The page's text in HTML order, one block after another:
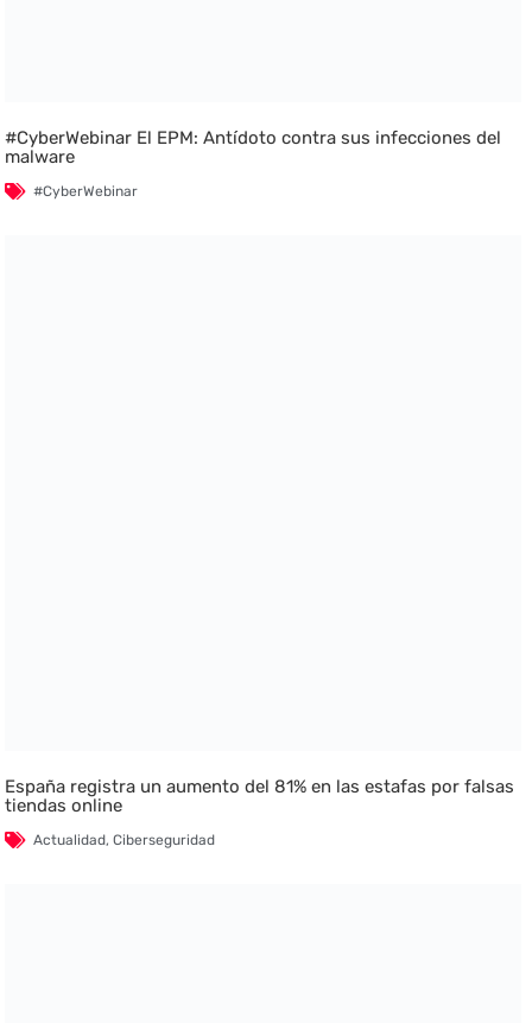
#CyberWebinar El EPM: Antídoto contra sus infecciones del
malware
#CyberWebinar
España registra un aumento del 81% en las estafas por falsas
tiendas online
Actualidad,Ciberseguridad